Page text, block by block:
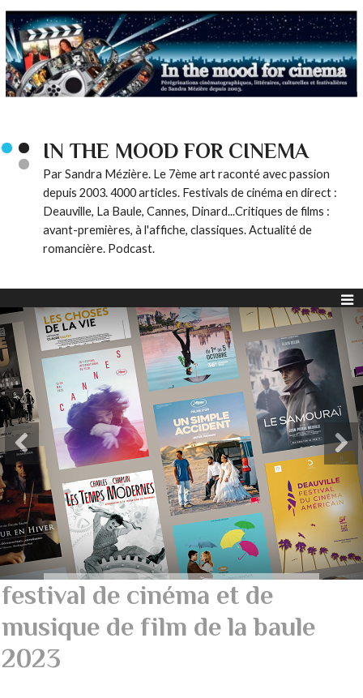
IN THE MOOD FOR CINEMA
Par Sandra Mézière. Le 7ème art raconté avec passion
depuis 2003. 4000 articles. Festivals de cinéma en direct :
Deauville, La Baule, Cannes, Dinard...Critiques de films :
avant-premières, à l'affiche, classiques. Actualité de
romancière. Podcast.
festival de cinéma et de
musique de film de la baule
2023